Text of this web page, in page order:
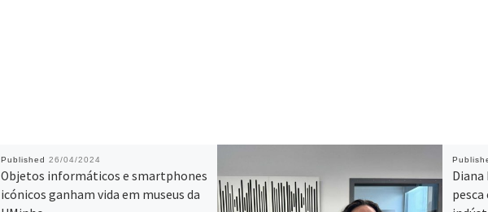
Published 26/04/2024
Objetos informáticos e smartphones
icónicos ganham vida em museus da
pesca